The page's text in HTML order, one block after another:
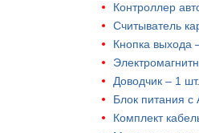
Контроллер
Считыватель
Кнопка выхода
Доводчик – 1 шт.
Блок питания с
Комплект